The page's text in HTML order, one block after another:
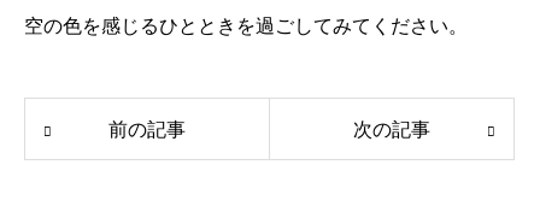
空の色を感じるひとときを過ごしてみてください。
前の記事 次の記事